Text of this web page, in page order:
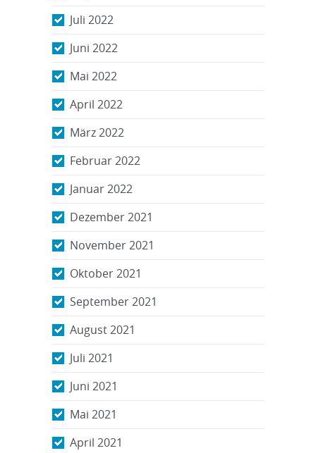
Juli 2022
Juni 2022
Mai 2022
April 2022
März 2022
Februar 2022
Januar 2022
Dezember 2021
November 2021
Oktober 2021
September 2021
August 2021
Juli 2021
Juni 2021
Mai 2021
April 2021